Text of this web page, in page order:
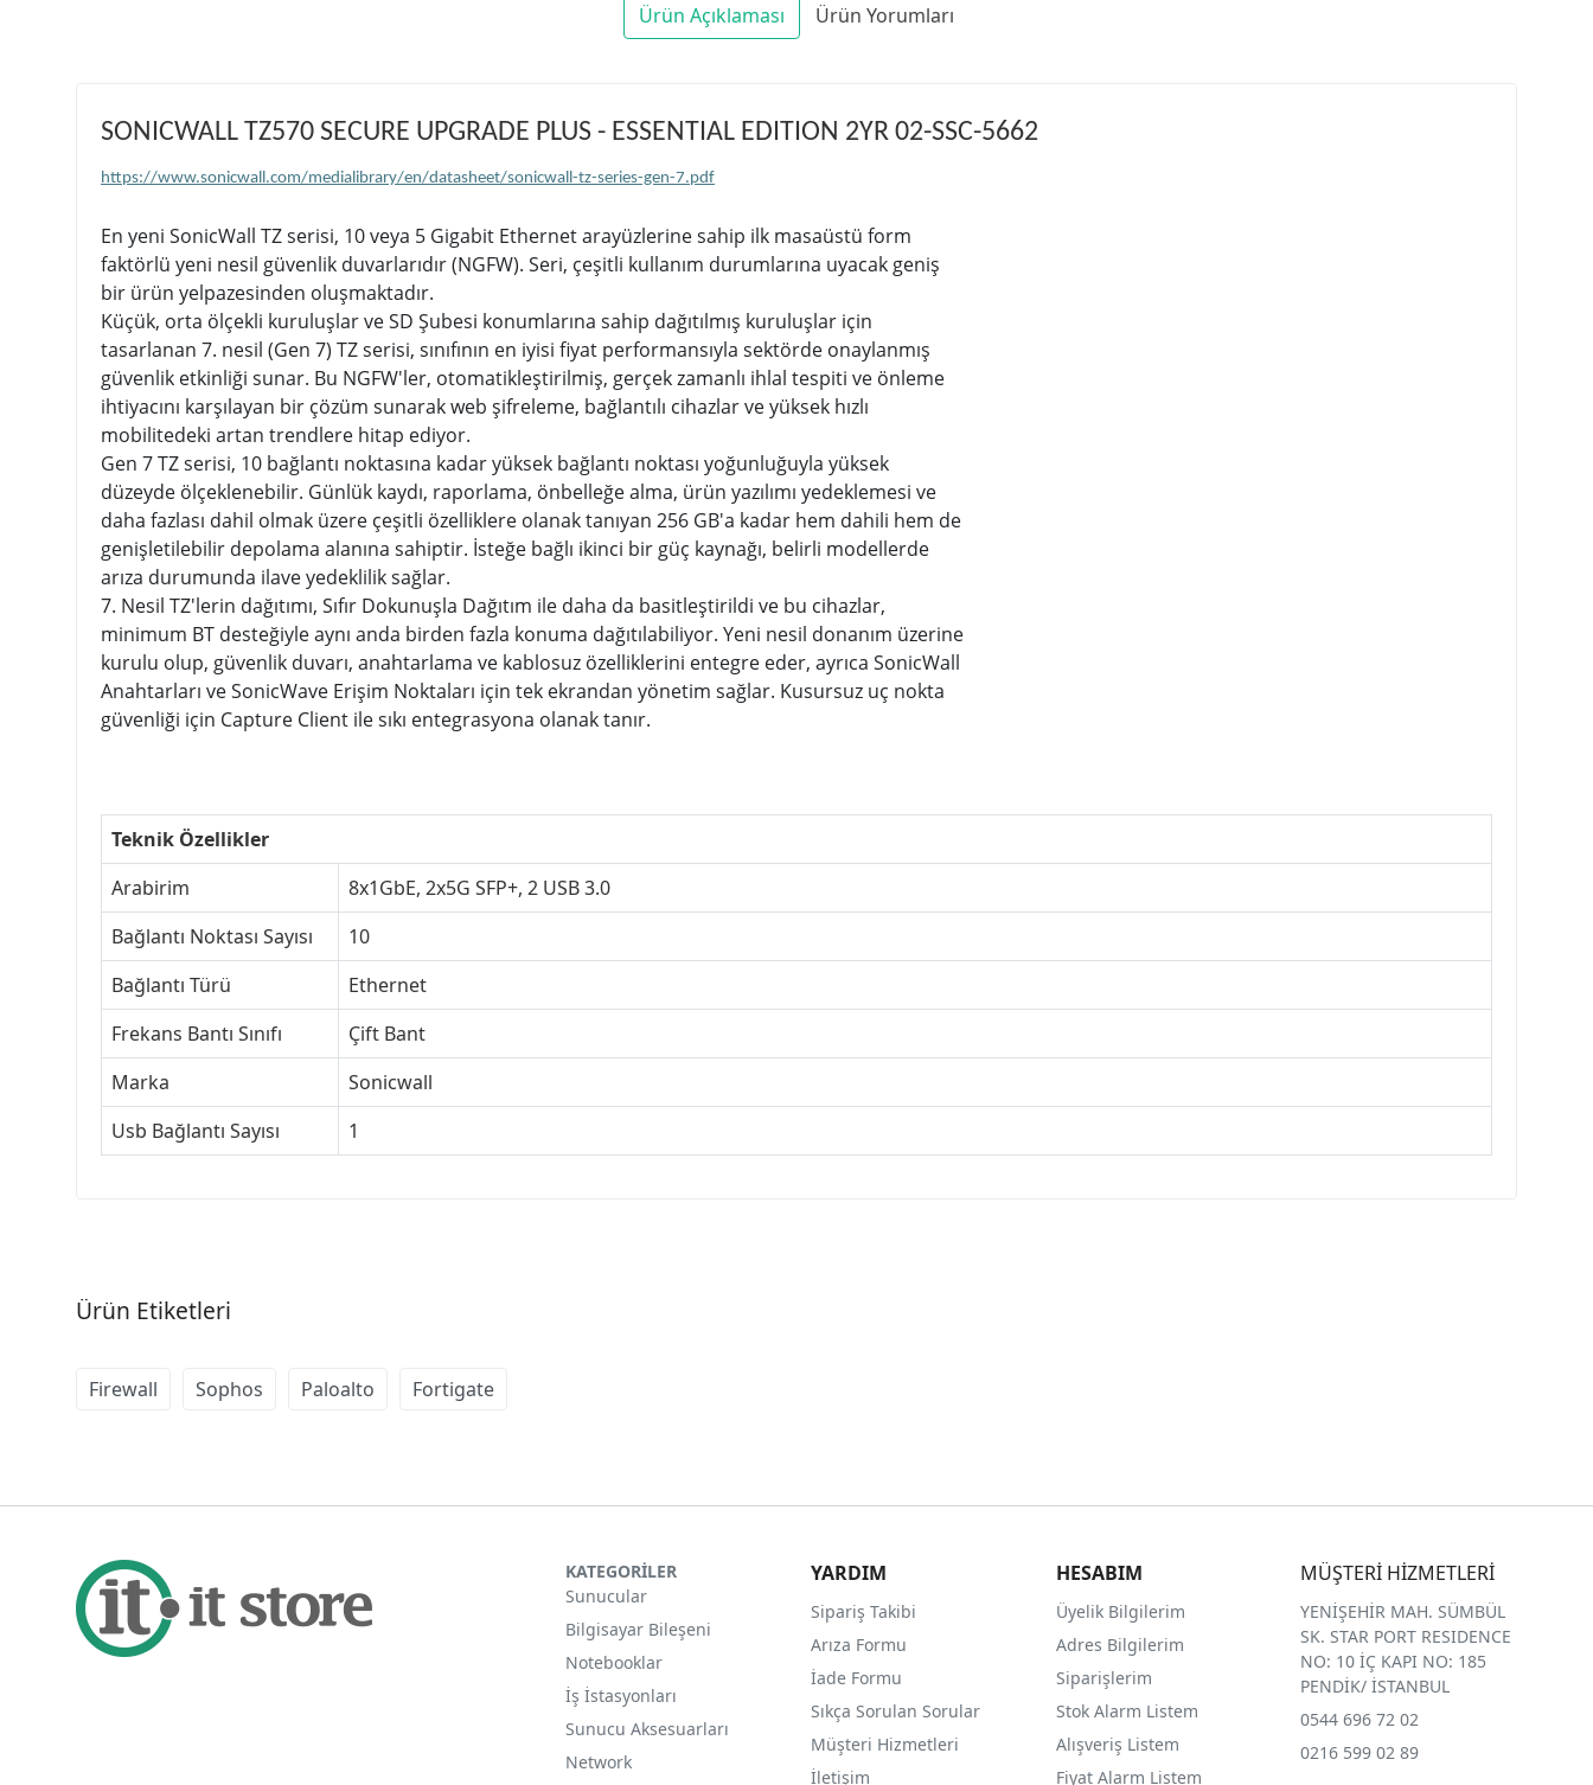
Ürün Açıklaması Ürün Yorumları
SONICWALL TZ570 SECURE UPGRADE PLUS - ESSENTIAL EDITION 2YR 02-SSC-5662
https://www.sonicwall.com/medialibrary/en/datasheet/sonicwall-tz-series-gen-7.pdf
En yeni SonicWall TZ serisi, 10 veya 5 Gigabit Ethernet arayüzlerine sahip ilk masaüstü form
faktörlü yeni nesil güvenlik duvarlarıdır (NGFW). Seri, çeşitli kullanım durumlarına uyacak geniş
bir ürün yelpazesinden oluşmaktadır.
Küçük, orta ölçekli kuruluşlar ve SD Şubesi konumlarına sahip dağıtılmış kuruluşlar için
tasarlanan 7. nesil (Gen 7) TZ serisi, sınıfının en iyisi fiyat performansıyla sektörde onaylanmış
güvenlik etkinliği sunar. Bu NGFW'ler, otomatikleştirilmiş, gerçek zamanlı ihlal tespiti ve önleme
ihtiyacını karşılayan bir çözüm sunarak web şifreleme, bağlantılı cihazlar ve yüksek hızlı
mobilitedeki artan trendlere hitap ediyor.
Gen 7 TZ serisi, 10 bağlantı noktasına kadar yüksek bağlantı noktası yoğunluğuyla yüksek
düzeyde ölçeklenebilir. Günlük kaydı, raporlama, önbelleğe alma, ürün yazılımı yedeklemesi ve
daha fazlası dahil olmak üzere çeşitli özelliklere olanak tanıyan 256 GB'a kadar hem dahili hem de
genişletilebilir depolama alanına sahiptir. İsteğe bağlı ikinci bir güç kaynağı, belirli modellerde
arıza durumunda ilave yedeklilik sağlar.
7. Nesil TZ'lerin dağıtımı, Sıfır Dokunuşla Dağıtım ile daha da basitleştirildi ve bu cihazlar,
minimum BT desteğiyle aynı anda birden fazla konuma dağıtılabiliyor. Yeni nesil donanım üzerine
kurulu olup, güvenlik duvarı, anahtarlama ve kablosuz özelliklerini entegre eder, ayrıca SonicWall
Anahtarları ve SonicWave Erişim Noktaları için tek ekrandan yönetim sağlar. Kusursuz uç nokta
güvenliği için Capture Client ile sıkı entegrasyona olanak tanır.
Teknik Özellikler
Arabirim
8x1GbE, 2x5G SFP+, 2 USB 3.0
Bağlantı Noktası Sayısı
10
Bağlantı Türü
Ethernet
Frekans Bantı Sınıfı
Çift Bant
Marka
Sonicwall
Usb Bağlantı Sayısı
1
Ürün Etiketleri
Firewall Sophos Paloalto Fortigate
KATEGORİLER
Sunucular
Bilgisayar Bileşeni
Notebooklar
İş İstasyonları
Sunucu Aksesuarları
Network
YARDIM
Sipariş Takibi
Arıza Formu
İade Formu
Sıkça Sorulan Sorular
Müşteri Hizmetleri
İletişim
HESABIM
Üyelik Bilgilerim
Adres Bilgilerim
Siparişlerim
Stok Alarm Listem
Alışveriş Listem
Fiyat Alarm Listem
MÜŞTERİ HİZMETLERİ
YENİŞEHİR MAH. SÜMBÜL
SK. STAR PORT RESIDENCE
NO: 10 İÇ KAPI NO: 185
PENDİK/ İSTANBUL
0544 696 72 02
0216 599 02 89